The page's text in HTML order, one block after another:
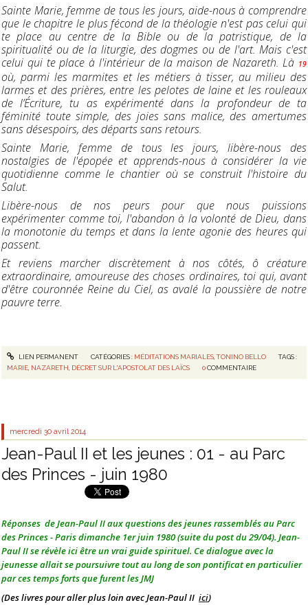
Sainte Marie, femme de tous les jours, aide-nous à comprendre
que le chapitre le plus fécond de la théologie n'est pas celui qui
te place au centre de la Bible ou de la patristique, de la
spiritualité ou de la liturgie, des dogmes ou de l'art. Mais c'est
celui qui te place à l'intérieur de la maison de Nazareth. Là 19
où, parmi les marmites et les métiers à tisser, au milieu des
larmes et des prières, entre les pelotes de laine et les rouleaux
de l’Écriture, tu as expérimenté dans la profondeur de ta
féminité toute simple, des joies sans malice, des amertumes
sans désespoirs, des départs sans retours.
Sainte Marie, femme de tous les jours, libère-nous des
nostalgies de l'épopée et apprends-nous à considérer la vie
quotidienne comme le chantier où se construit l'histoire du
Salut.
Libère-nous de nos peurs pour que nous puissions
expérimenter comme toi, l'abandon à la volonté de Dieu, dans
la monotonie du temps et dans la lente agonie des heures qui
passent.
Et reviens marcher discrètement à nos côtés, ô créature
extraordinaire, amoureuse des choses ordinaires, toi qui, avant
d'être couronnée Reine du Ciel, as avalé la poussière de notre
pauvre terre.
LIEN PERMANENT CATÉGORIES : MÉDITATIONS MARIALES,TONINO BELLO
TAGS :
MARIE NAZARETH DÉCRET SUR L'APOSTOLAT DES LAÏCS 0 COMMENTAIRE
mercredi 30 avril 2014
Jean-Paul II et les jeunes : 01 - au Parc
des Princes - juin 1980
Réponses de Jean-Paul II aux questions des jeunes rassemblés au Parc
des Princes - Paris dimanche 1er juin 1980 (suite du post du 29/04). Jean-
Paul II se révèle ici être un vrai guide spirituel. Ce dialogue avec la
jeunesse allait se poursuivre tout au long de son pontificat en particulier
par ces temps forts que furent les JMJ
(Des livres pour aller plus loin avec Jean-Paul II ici)